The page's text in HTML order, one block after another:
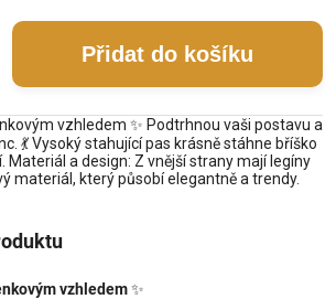
Přidat do košíku
vzhledem ✨ Podtrhnou vaši postavu a
💃 Vysoký stahující pas krásně stáhne bříško
Materiál a design: Z vnější strany mají legíny
materiál, který působí elegantně a trendy.
vzhledem✨